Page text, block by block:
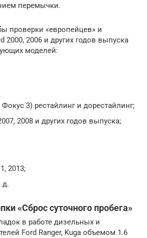
перемычки.
проверки «европейцев» и
2000, 2006 и других годов выпуска
моделей:
3) рестайлинг и дорестайлинг;
2008 и других годов выпуска;
2013;
д.
«Сброс суточного пробега»
в работе дизельных и
Ford Ranger, Kuga объемом 1.6